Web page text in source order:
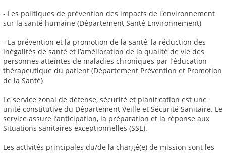
- Les politiques de prévention des impacts de l'environnement
sur la santé humaine (Département Santé Environnement)
- La prévention et la promotion de la santé, la réduction des
inégalités de santé et l’amélioration de la qualité de vie des
personnes atteintes de maladies chroniques par l’éducation
thérapeutique du patient (Département Prévention et Promotion
de la Santé)
Le service zonal de défense, sécurité et planification est une
unité constitutive du Département Veille et Sécurité Sanitaire. Le
service assure l’anticipation, la préparation et la réponse aux
Situations sanitaires exceptionnelles (SSE).
Les activités principales du/de la chargé(e) de mission sont les